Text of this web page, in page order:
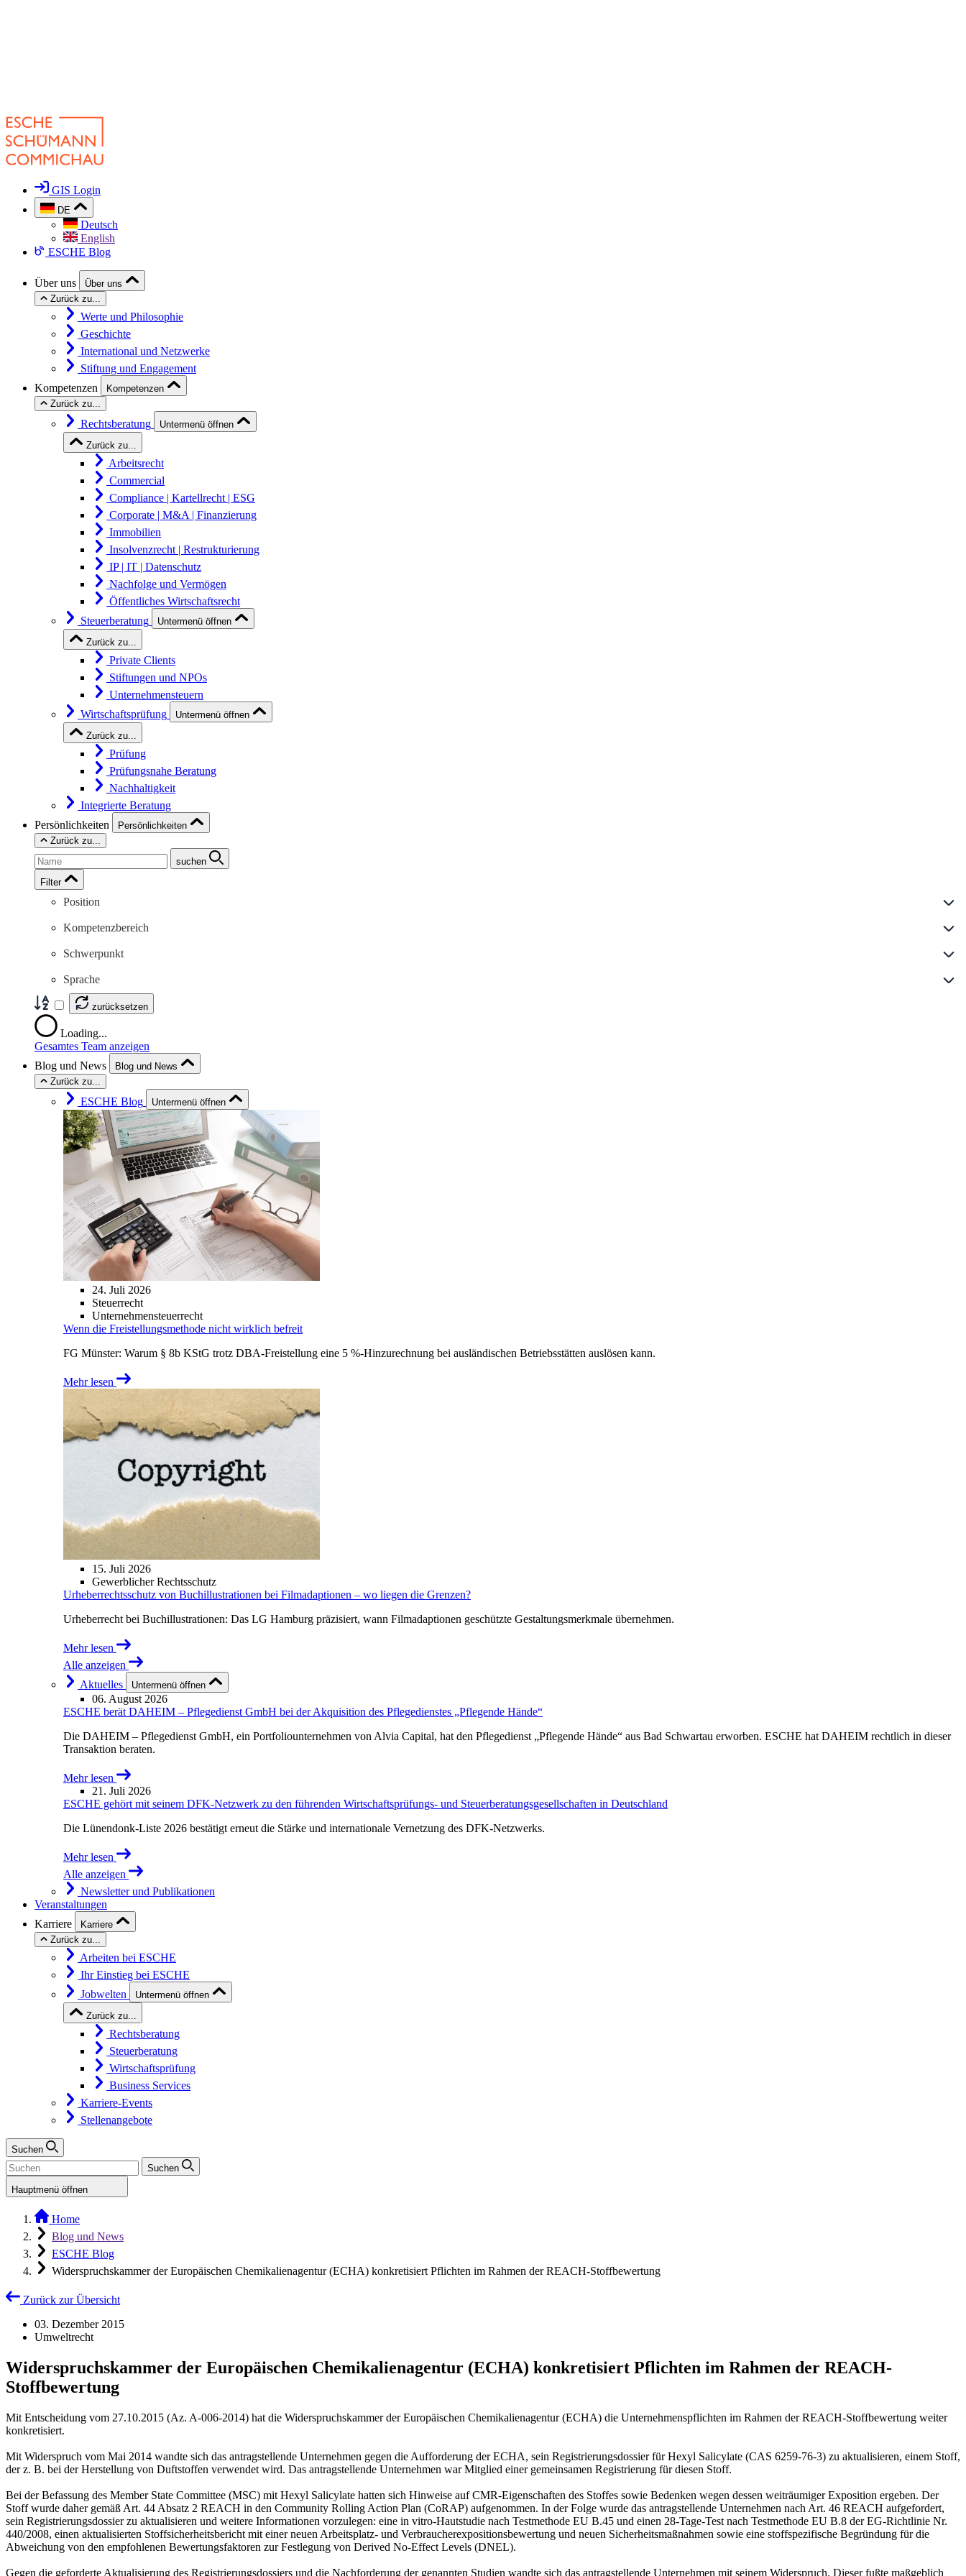
GIS Login
DE
Deutsch
English
ESCHE Blog
Über uns
Über uns
Zurück zu...
Werte und Philosophie
Geschichte
International und Netzwerke
Stiftung und Engagement
Kompetenzen
Kompetenzen
Zurück zu...
Rechtsberatung
Untermenü öffnen
Zurück zu...
Arbeitsrecht
Commercial
Compliance | Kartellrecht | ESG
Corporate | M&A | Finanzierung
Immobilien
Insolvenzrecht | Restrukturierung
IP | IT | Datenschutz
Nachfolge und Vermögen
Öffentliches Wirtschaftsrecht
Steuerberatung
Untermenü öffnen
Zurück zu...
Private Clients
Stiftungen und NPOs
Unternehmensteuern
Wirtschaftsprüfung
Untermenü öffnen
Zurück zu...
Prüfung
Prüfungsnahe Beratung
Nachhaltigkeit
Integrierte Beratung
Persönlichkeiten
Persönlichkeiten
Zurück zu...
suchen
Filter
Position
Kompetenzbereich
Schwerpunkt
Sprache
zurücksetzen
Loading...
Gesamtes Team anzeigen
Blog und News
Blog und News
Zurück zu...
ESCHE Blog Untermenü öffnen
24. Juli 2026
Steuerrecht
Unternehmensteuerrecht
Wenn die Freistellungsmethode nicht wirklich befreit
FG Münster: Warum § 8b KStG trotz DBA-Freistellung eine 5 %-Hinzurechnung bei ausländischen Betriebsstätten auslösen kann.
Mehr lesen
15. Juli 2026
Gewerblicher Rechtsschutz
Urheberrechtsschutz von Buchillustrationen bei Filmadaptionen – wo liegen die Grenzen?
Urheberrecht bei Buchillustrationen: Das LG Hamburg präzisiert, wann Filmadaptionen geschützte Gestaltungsmerkmale übernehmen.
Mehr lesen
Alle anzeigen
Aktuelles
Untermenü öffnen
06. August 2026
ESCHE berät DAHEIM – Pflegedienst GmbH bei der Akquisition des Pflegedienstes „Pflegende Hände“
Die DAHEIM – Pflegedienst GmbH, ein Portfoliounternehmen von Alvia Capital, hat den Pflegedienst „Pflegende Hände“ aus Bad Schwartau erworben. ESCHE hat DAHEIM rechtlich in dieser
Transaktion beraten.
Mehr lesen
21. Juli 2026
ESCHE gehört mit seinem DFK-Netzwerk zu den führenden Wirtschaftsprüfungs- und Steuerberatungsgesellschaften in Deutschland
Die Lünendonk-Liste 2026 bestätigt erneut die Stärke und internationale Vernetzung des DFK-Netzwerks.
Mehr lesen
Alle anzeigen
Newsletter und Publikationen
Veranstaltungen
Karriere
Karriere
Zurück zu...
Arbeiten bei ESCHE
Ihr Einstieg bei ESCHE
Jobwelten
Untermenü öffnen
Zurück zu...
Rechtsberatung
Steuerberatung
Wirtschaftsprüfung
Business Services
Karriere-Events
Stellenangebote
Suchen
Suchen
Hauptmenü öffnen
Home
Blog und News
ESCHE Blog
Widerspruchskammer der Europäischen Chemikalienagentur (ECHA) konkretisiert Pflichten im Rahmen der REACH-Stoffbewertung
Zurück zur Übersicht
03. Dezember 2015
Umweltrecht
Widerspruchskammer der Europäischen Chemikalienagentur (ECHA) konkretisiert Pflichten im Rahmen der REACH-
Stoffbewertung
Mit Entscheidung vom 27.10.2015 (Az. A-006-2014) hat die Widerspruchskammer der Europäischen Chemikalienagentur (ECHA) die Unternehmenspflichten im Rahmen der REACH-Stoffbewertung weiter
konkretisiert.
Mit Widerspruch vom Mai 2014 wandte sich das antragstellende Unternehmen gegen die Aufforderung der ECHA, sein Registrierungsdossier für Hexyl Salicylate (CAS 6259-76-3) zu aktualisieren, einem Stoff,
der z. B. bei der Herstellung von Duftstoffen verwendet wird. Das antragstellende Unternehmen war Mitglied einer gemeinsamen Registrierung für diesen Stoff.
Bei der Befassung des Member State Committee (MSC) mit Hexyl Salicylate hatten sich Hinweise auf CMR-Eigenschaften des Stoffes sowie Bedenken wegen dessen weiträumiger Exposition ergeben. Der
Stoff wurde daher gemäß Art. 44 Absatz 2 REACH in den Community Rolling Action Plan (CoRAP) aufgenommen. In der Folge wurde das antragstellende Unternehmen nach Art. 46 REACH aufgefordert,
sein Registrierungsdossier zu aktualisieren und weitere Informationen vorzulegen: eine in vitro-Hautstudie nach Testmethode EU B.45 und einen 28-Tage-Test nach Testmethode EU B.8 der EG-Richtlinie Nr.
440/2008, einen aktualisierten Stoffsicherheitsbericht mit einer neuen Arbeitsplatz- und Verbraucherexpositionsbewertung und neuen Sicherheitsmaßnahmen sowie eine stoffspezifische Begründung für die
Abweichung von den empfohlenen Bewertungsfaktoren zur Festlegung von Derived No-Effect Levels (DNEL).
Gegen die geforderte Aktualisierung des Registrierungsdossiers und die Nachforderung der genannten Studien wandte sich das antragstellende Unternehmen mit seinem Widerspruch. Dieser fußte maßgeblich